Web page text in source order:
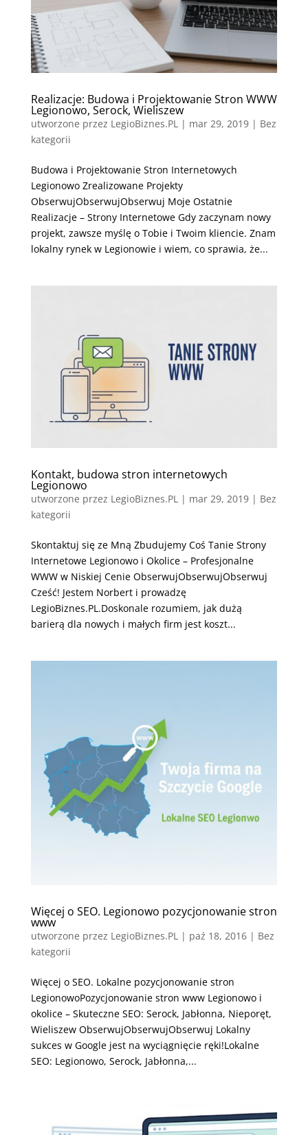
Realizacje: Budowa i Projektowanie Stron WWW
Legionowo, Serock, Wieliszew
utworzone przez LegioBiznes.PL| mar 29, 2019| Bez
kategorii
Budowa i Projektowanie Stron Internetowych
Legionowo Zrealizowane Projekty
ObserwujObserwujObserwuj Moje Ostatnie
Realizacje – Strony Internetowe Gdy zaczynam nowy
projekt, zawsze myślę o Tobie i Twoim kliencie. Znam
lokalny rynek w Legionowie i wiem, co sprawia, że...
Kontakt, budowa stron internetowych
Legionowo
utworzone przez LegioBiznes.PL | mar 29, 2019| Bez
kategorii
Skontaktuj się ze Mną Zbudujemy Coś Tanie Strony
Internetowe Legionowo i Okolice – Profesjonalne
WWW w Niskiej Cenie ObserwujObserwujObserwuj
Cześć! Jestem Norbert i prowadzę
LegioBiznes.PL.Doskonale rozumiem, jak dużą
barierą dla nowych i małych firm jest koszt...
Więcej o SEO. Legionowo pozycjonowanie stron
www
utworzone przez LegioBiznes.PL| paź 18, 2016| Bez
kategorii
Więcej o SEO. Lokalne pozycjonowanie stron
LegionowoPozycjonowanie stron www Legionowo i
okolice – Skuteczne SEO: Serock, Jabłonna, Nieporęt,
Wieliszew ObserwujObserwujObserwuj Lokalny
sukces w Google jest na wyciągnięcie ręki!Lokalne
SEO: Legionowo, Serock, Jabłonna,...